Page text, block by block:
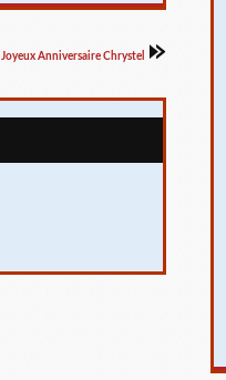
Joyeux Anniversaire Chrystel